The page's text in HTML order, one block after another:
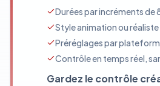
Durées par incréments de
Style animation ou réaliste
Préréglages par
Contrôle en temps réel,
Gardez le contrôle